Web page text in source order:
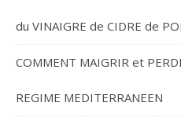
du VINAIGRE de CIDRE de
COMMENT MAIGRIR et
REGIME MEDITERRANEEN